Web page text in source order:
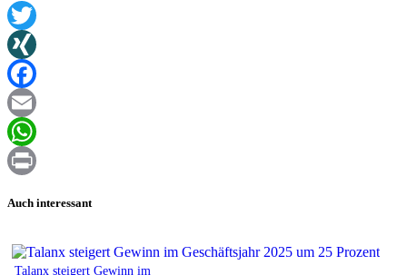
Twitter
XING
Facebook
Email
WhatsApp
Auch interessant
Talanx steigert Gewinn im